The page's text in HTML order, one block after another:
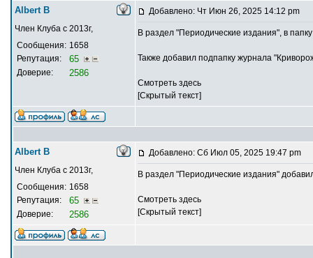
Albert В
Член Клуба с 2013г,
Сообщения: 1658
Репутация:
65
Доверие: 2586
Добавлено: Чт Июн 26, 2025 14:12 pm
В раздел "Периодические издания", в
Также добавил подпапку журнала
Смотреть здесь
[Скрытый текст]
Albert В
Член Клуба с 2013г,
Сообщения: 1658
Репутация:
65
Доверие: 2586
Добавлено: Сб Июл 05, 2025 19:47 pm
В раздел "Периодические издания"
Смотреть здесь
[Скрытый текст]